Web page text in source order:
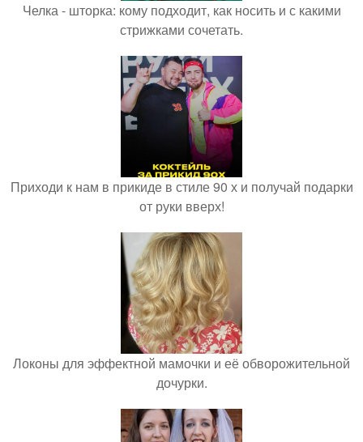
Челка - шторка: кому подходит, как носить и с какими
стрижками сочетать.
Приходи к нам в прикиде в стиле 90 х и получай подарки
от руки вверх!
Локоны для эффектной мамочки и её обворожительной
дочурки.